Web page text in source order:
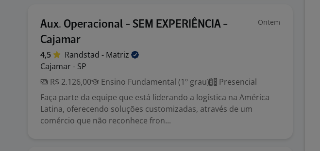
Aux. Operacional - SEM EXPERIÊNCIA -
Cajamar
Ontem
4,5 Randstad - Matriz
Cajamar - SP
R$ 2.126,00
Ensino Fundamental (1º grau)
Presencial
Faça parte da equipe que está liderando a logística na América
Latina, oferecendo soluções customizadas, através de um
comércio que não reconhece fron...